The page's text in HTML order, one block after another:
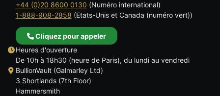
+44 (0)20 8600 0130 (Numéro international)
1-888-908-2858 (Etats-Unis et Canada (numéro vert))
Cliquez pour appeler
Heures d'ouverture
De 10h à 18h30 (heure de Paris), du lundi au vendredi
BullionVault (Galmarley Ltd)
3 Shortlands (7th Floor)
Hammersmith